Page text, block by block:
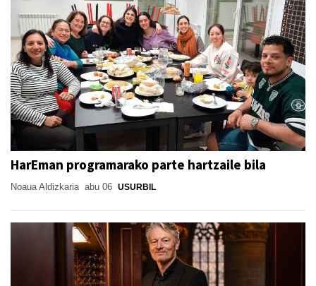
HarEman programarako parte hartzaile bila
Noaua Aldizkaria abu 06 USURBIL